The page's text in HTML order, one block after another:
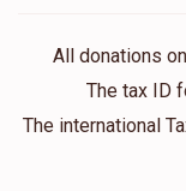
All donations
The tax ID
The international